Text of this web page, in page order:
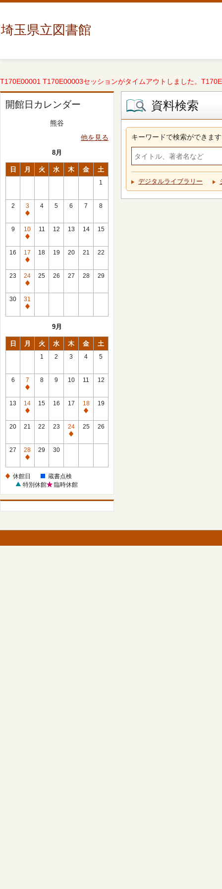
埼玉県立図書館
T170E00001 T170E00003セッションがタイムアウトしました。
開館日カレンダー
熊谷
他を見る
8月
日 月 火 水 木 金 土
1
2
3
休
館
日
4 5 6 7 8
9
10
休
館
日
11 12 13 14 15
16
17
休
館
日
18 19 20 21 22
23
24
休
館
日
25 26 27 28 29
30
31
休
9月
日 月 火 水 木 金 土
1 2 3 4 5
6
7
休
館
日
8 9 10 11 12
13
14
休
館
15 16 17
18
休
館
19
20 21 22 23
24
休
25 26
27
28
休
日
29 30
休館日
蔵書点検
特別休館
臨時休館
資料検索
キーワードで検索ができます
デジタルライブラリー